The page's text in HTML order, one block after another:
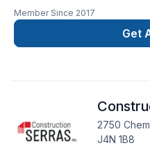
Member Since 2017
Get
2750
J4N 1B8